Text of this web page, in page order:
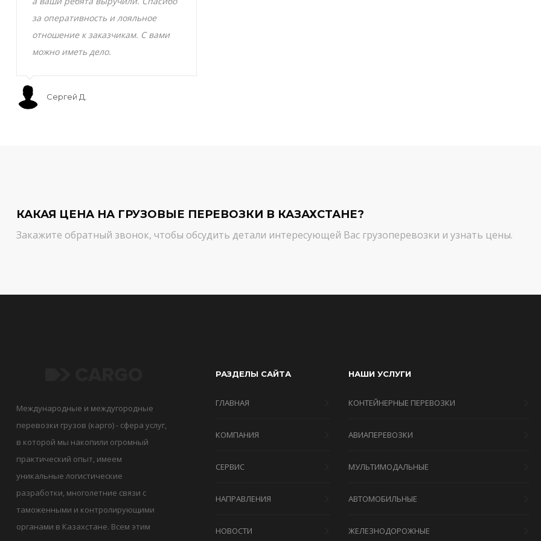
за оперативность и лояльное
отношение к заказчикам. С вами
можно иметь дело.
Сергей Д.
КАКАЯ ЦЕНА НА ГРУЗОВЫЕ ПЕРЕВОЗКИ В КАЗАХСТАНЕ?
Закажите обратный звонок, чтобы обсудить детали интересующей Вас грузоперевозки и узнать цены.
Международные и междугородные
перевозки грузов (карго) - сфера услуг,
в которой мы накопили огромный
практический опыт, имеем
уникальные логистические
разработки, многолетние связи с
таможенными и контролирующими
органами в Казахстане. Всем этим
РАЗДЕЛЫ САЙТА
ГЛАВНАЯ
КОМПАНИЯ
СЕРВИС
НАПРАВЛЕНИЯ
НОВОСТИ
НАШИ УСЛУГИ
КОНТЕЙНЕРНЫЕ ПЕРЕВОЗКИ
АВИАПЕРЕВОЗКИ
МУЛЬТИМОДАЛЬНЫЕ
АВТОМОБИЛЬНЫЕ
ЖЕЛЕЗНОДОРОЖНЫЕ